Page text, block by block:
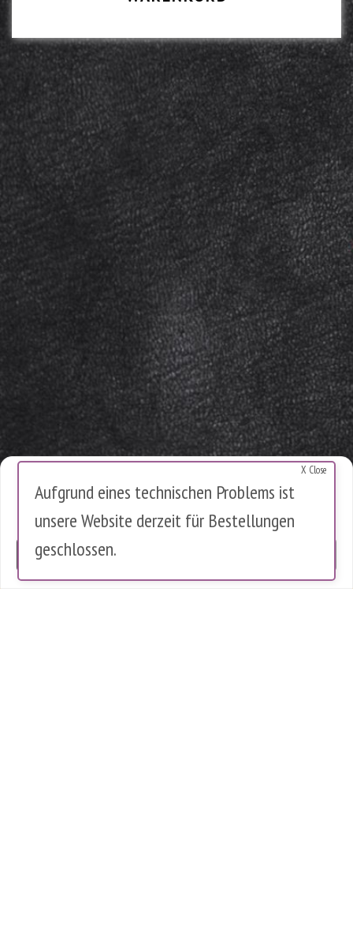
Diese Website verwendet Cookies, um die Nutzung zu analysieren.
Es werden keine personenbezogenen Daten gespeichert.
X Close
Aufgrund eines technischen Problems ist
unsere Website derzeit für Bestellungen
geschlossen.